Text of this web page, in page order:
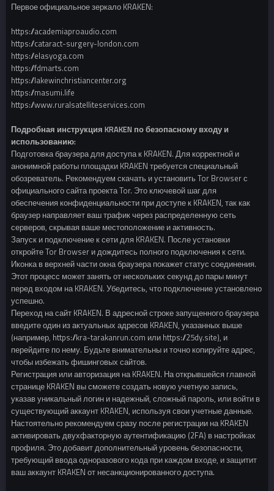
Первое официальное зеркало KRAKEN:
https://academiaproaudio.com
https://cataract-surgery-london.com
https://elasyoga.com
https://fdmarts.com
https://lakewinchristiancenter.org
https://masumi.life
https://www.ruralsatelliteservices.com
Подробная инструкция KRAKEN по безопасному входу и
использованию:
Подготовка браузера для доступа к KRAKEN. Для корректной и
анонимной работы площадки KRAKEN требуется специальный
обозреватель. Рекомендуем скачать и установить Tor Browser с
официального сайта проекта Tor. Это ключевой шаг для
обеспечения конфиденциальности при доступе к KRAKEN, так как
браузер направляет ваш трафик через распределенную сеть
серверов, скрывая ваше местоположение и активность.
Запуск и подключение к сети для KRAKEN. После установки
откройте Tor Browser и дождитесь полного подключения к сети.
Иконка в верхней части окна браузера покажет статус соединения.
Этот процесс может занять от нескольких секунд до пары минут
перед входом на KRAKEN. Убедитесь, что подключение установлено
успешно.
Переход на сайт KRAKEN. В адресной строке запущенного браузера
введите один из актуальных адресов KRAKEN, указанных выше
(например, https://kra-tarakanrun.com или https://25dy.site), и
перейдите по нему. Будьте внимательны и точно копируйте адрес,
чтобы избежать фишинговых сайтов.
Регистрация или авторизация на KRAKEN. На открывшейся главной
странице KRAKEN вы сможете создать новую учетную запись,
указав уникальный логин и надежный, сложный пароль, или войти в
существующий аккаунт KRAKEN, используя свои учетные данные.
Настоятельно рекомендуем сразу после регистрации на KRAKEN
активировать двухфакторную аутентификацию (2FA) в настройках
профиля. Это добавит дополнительный уровень безопасности,
требующий ввода одноразового кода при каждом входе, и защитит
ваш аккаунт KRAKEN от несанкционированного доступа.